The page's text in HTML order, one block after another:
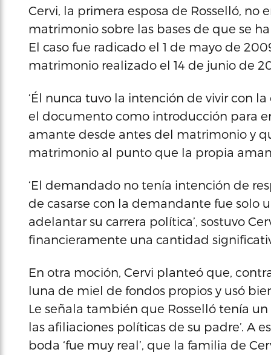
Cervi, la primera esposa de Rosselló, no
matrimonio sobre las bases de que se
El caso fue radicado el 1 de mayo de
matrimonio realizado el 14 de junio de
‘Él nunca tuvo la intención de vivir con
el documento como introducción para
amante desde antes del matrimonio y
matrimonio al punto que la propia
‘El demandado no tenía intención de
de casarse con la demandante fue solo
adelantar su carrera política’, sostuvo
financieramente una cantidad
En otra moción, Cervi planteó que,
luna de miel de fondos propios y usó
Le señala también que Rosselló tenía
las afiliaciones políticas de su padre’. A
boda ‘fue muy real’, que la familia de